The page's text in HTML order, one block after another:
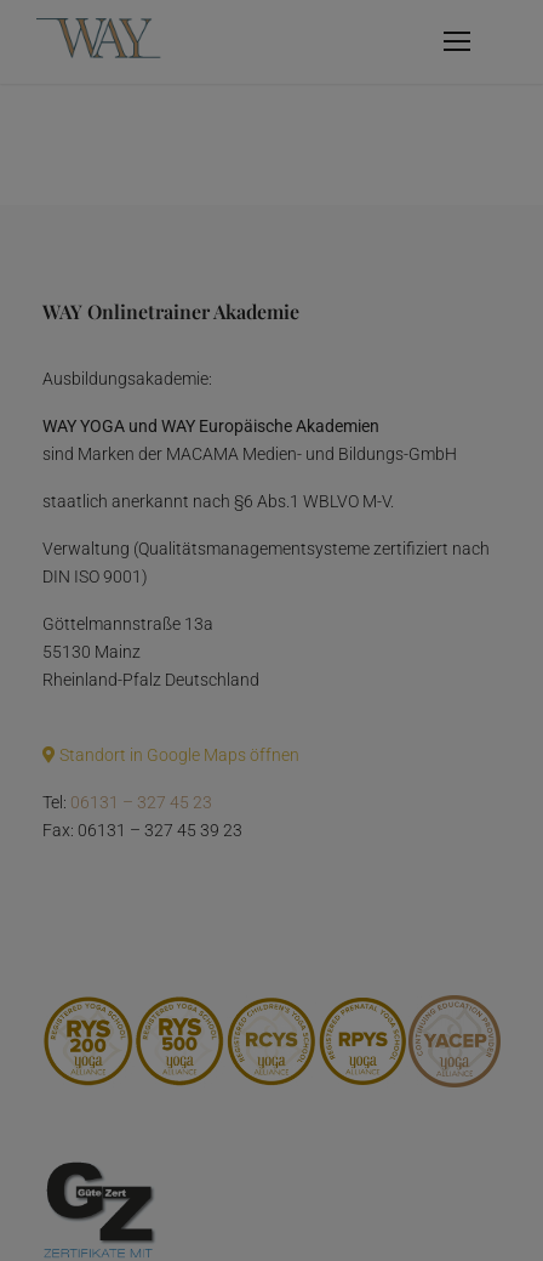
WAY Onlinetrainer Akademie
Ausbildungsakademie:
WAY YOGA und WAY Europäische Akademien
sind Marken der MACAMA Medien- und Bildungs-GmbH
staatlich anerkannt nach §6 Abs.1 WBLVO M-V.
Verwaltung (Qualitätsmanagementsysteme zertifiziert nach
DIN ISO 9001)
Göttelmannstraße 13a
55130 Mainz
Rheinland-Pfalz Deutschland
Standort in Google Maps öffnen
Tel: 06131 – 327 45 23
Fax: 06131 – 327 45 39 23